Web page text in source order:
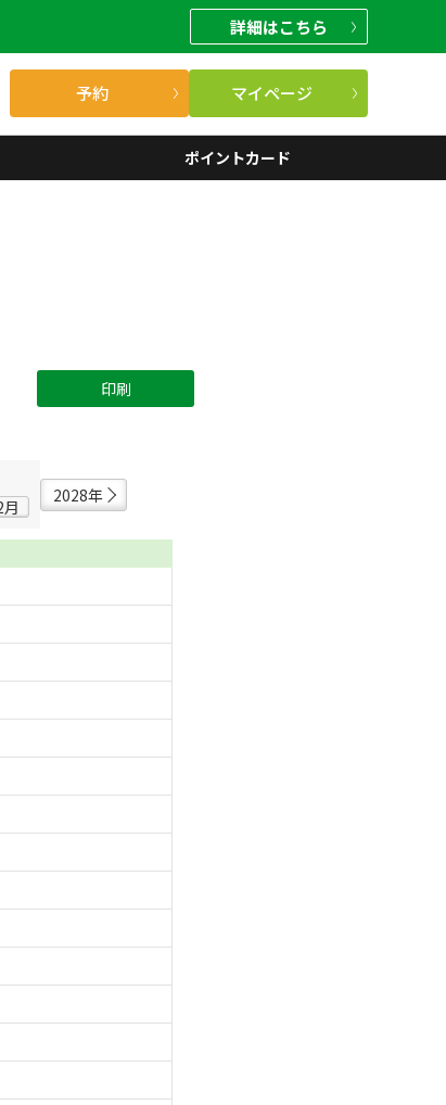
詳細はこちら
予約 マイページ
ポイントカード
印刷
2028年